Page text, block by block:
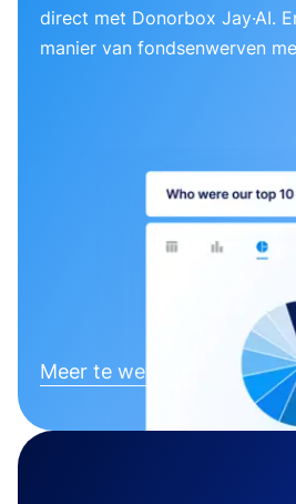
direct met Donorbox Jay·AI.
manier van fondsenwerven
Meer te weten komen